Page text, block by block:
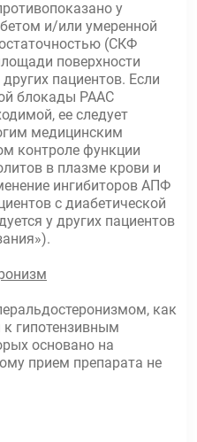
у
и/или умеренной
(СКФ
поверхности
пациентов. Если
блокады РААС
ее следует
медицинским
контроле функции
в плазме крови и
ингибиторов АПФ
с диабетической
у других пациентов
как
гипотензивным
основано на
прием препарата не